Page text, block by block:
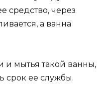
средство, через
а ванна
и мытья такой ванны,
срок ее службы.